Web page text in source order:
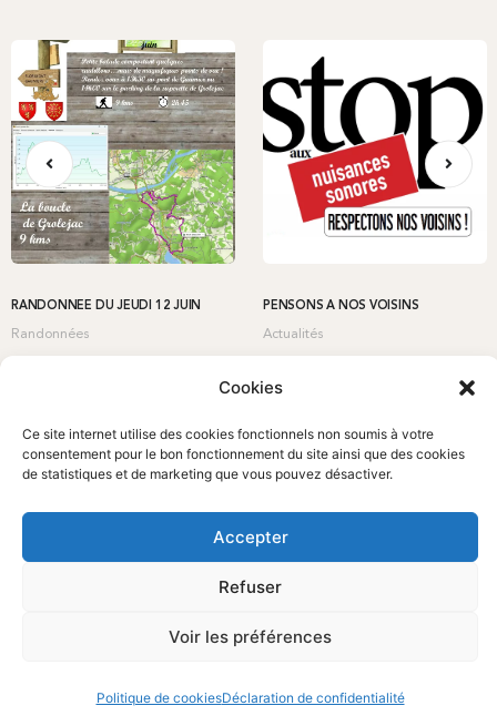
Cookies
Ce site internet utilise des cookies fonctionnels non soumis à votre
consentement pour le bon fonctionnement du site ainsi que des cookies
de statistiques et de marketing que vous pouvez désactiver.
Accepter
Refuser
Voir les préférences
Politique de cookiesDéclaration de confidentialité
RANDONNÉE DU JEUDI 12 JUIN
Randonnées
PENSONS À NOS VOISINS
Actualités